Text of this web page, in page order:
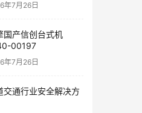
年7月26日
国产信创台式机
00197
年7月26日
交通行业安全解决方